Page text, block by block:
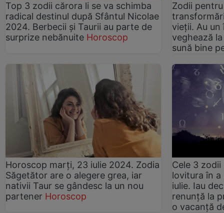
Top 3 zodii cărora li se va schimba
radical destinul după Sfântul Nicolae
2024. Berbecii și Taurii au parte de
surprize nebănuite Horoscop
Zodii
vieții. Au
veghează
sună bine
Horoscop marți, 23 iulie 2024. Zodia
Săgetător are o alegere grea, iar
nativii Taur se gândesc la un nou
partener Horoscop
Cele 3
lovitura în a
iulie. Iau
renunță la
o vacanță